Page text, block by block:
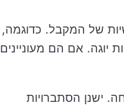
של המקבל. כדוגמה,
יוגה. אם הם מעוניינים
ישנן הסתברויות